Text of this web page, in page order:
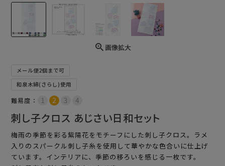
画像拡大
メール便2個まで可
和泉木綿(さらし)使用
難易度：
刺し子クロス あじさい日和セット
梅雨の季節を彩る紫陽花をモチーフにした刺し子クロス。ラメ
入りのスパークル刺し子糸を使用して華やかな色合いに仕上げ
ています。インテリアに、季節の移ろいを感じる一枚です。